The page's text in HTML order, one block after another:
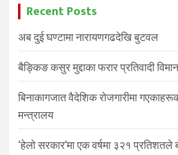
Recent Posts
अब दुई घण्टामा नारायणगढदेखि बुटवल
बैङ्किङ कसुर मुद्दाका फरार प्रतिवादी
बिनाकागजात वैदेशिक रोजगारीमा
मन्त्रालय
‘हेलो सरकार’मा एक वर्षमा ३२१